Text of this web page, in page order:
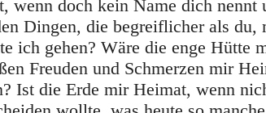
wenn doch kein Name dich
Dingen, die begreiflicher als du,
ich gehen? Wäre die enge Hütte
Freuden und Schmerzen mir
Ist die Erde mir Heimat, wenn